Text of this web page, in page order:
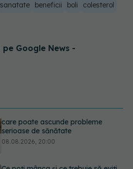
sanatate beneficii boli
colesterol
Google News -
Ce poți mânca și ce trebuie să eviți
dacă ai gastrită: exemplu de meniu